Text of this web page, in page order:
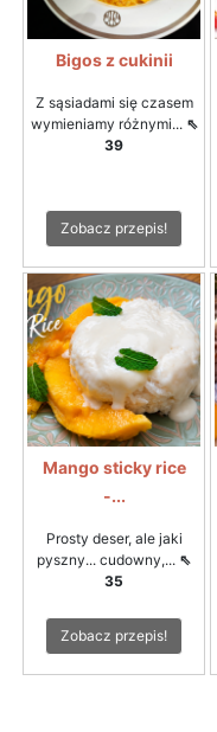
Bigos z cukinii
Z sąsiadami się czasem
wymieniamy różnymi... ⇖
39
Zobacz przepis!
Mango sticky rice
-...
Prosty deser, ale jaki
pyszny... cudowny,... ⇖
35
Zobacz przepis!